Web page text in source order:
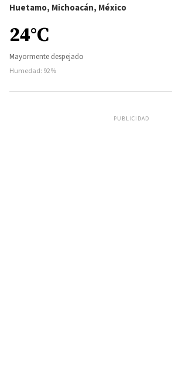
Huetamo, Michoacán, México
24°C
Mayormente despejado
Humedad: 92%
PUBLICIDAD